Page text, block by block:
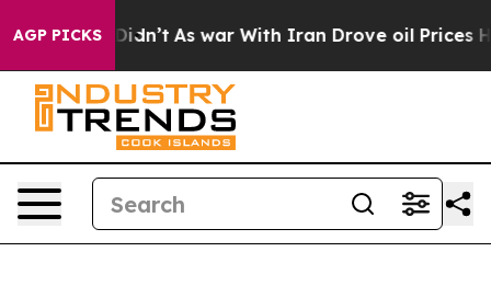
AGP PICKS
it Didn’t As war With Iran Drove oil Prices Higher,